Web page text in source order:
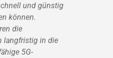
und günstig
können.
die
langfristig in die
5G-